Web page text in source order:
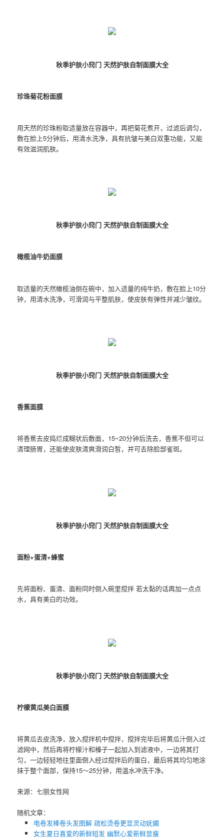
秋季护肤小窍门 天然护肤自制面膜大全
珍珠菊花粉面膜
用天然的珍珠粉取适量放在容器中，再把菊花煮开，过滤后调匀，
敷在脸上5分钟后，用清水洗净，具有抗皱与美白双重功能，又能
有效滋润肌肤。
秋季护肤小窍门 天然护肤自制面膜大全
橄榄油牛奶面膜
取适量的天然橄榄油倒在碗中，加入适量的纯牛奶，敷在脸上10分
钟，用清水洗净，可滑润与平整肌肤，使皮肤有弹性并减少皱纹。
秋季护肤小窍门 天然护肤自制面膜大全
香蕉面膜
将香蕉去皮捣烂成糊状后敷面，15~20分钟后洗去，香蕉不但可以
清理肠胃，还能使皮肤清爽滑润白皙，并可去除脸部雀斑。
秋季护肤小窍门 天然护肤自制面膜大全
面粉+蛋清+蜂蜜
先将面粉、蛋清、面粉同时倒入碗里搅拌 若太黏的话再加一点点
水，具有美白的功效。
秋季护肤小窍门 天然护肤自制面膜大全
柠檬黄瓜美白面膜
将黄瓜去皮洗净，放入搅拌机中搅拌，搅拌完毕后将黄瓜汁倒入过
滤网中，然后再将柠檬汁和榛子一起加入到滤液中，一边将其打
匀，一边轻轻地往里面倒入经过搅拌后的蛋白，最后将其均匀地涂
抹于整个面部，保持15～25分钟，用温水冲洗干净。
来源：七丽女性网
随机文章：
电卷发棒卷头发图解 疏松烫卷更显灵动妩媚
女生夏日喜爱的新鲜短发 幽默心爱新鲜显瘦